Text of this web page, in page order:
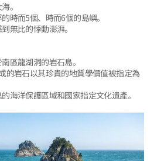
。
時而5個、時而6個的島嶼。
無比的悸動澎湃。
區龍湖洞的岩石島。
的岩石以其珍貴的地質學價值被指定為
海洋保護區域和國家指定文化遺產。